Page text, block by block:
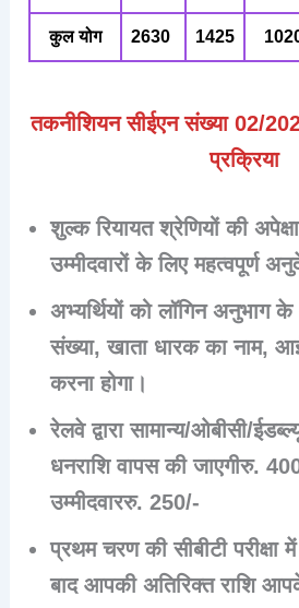
कुल योग 2630 1425
तकनीशियन सीईएन संख्या 02/
प्रक्रिया
शुल्क रियायत श्रेणियों की
उम्मीदवारों के लिए महत्वपूर्ण
अभ्यर्थियों को लॉगिन अनुभाग
संख्या, खाता धारक का नाम,
करना होगा।
रेलवे द्वारा सामान्य/ओबीसी/
धनराशि वापस की जाएगीरु.
उम्मीदवाररु. 250/-
प्रथम चरण की सीबीटी परीक्षा
बाद आपकी अतिरिक्त राशि